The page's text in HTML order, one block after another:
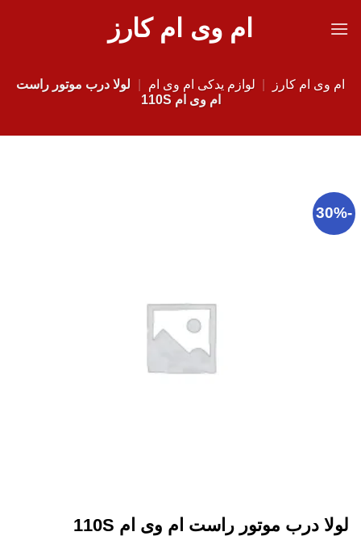
ام وی ام کارز
ام وی ام کارز لوازم یدکی ام وی ام
لولا درب موتور راست
ام وی ام 110S
-30%
لولا درب موتور راست ام وی ام 110S